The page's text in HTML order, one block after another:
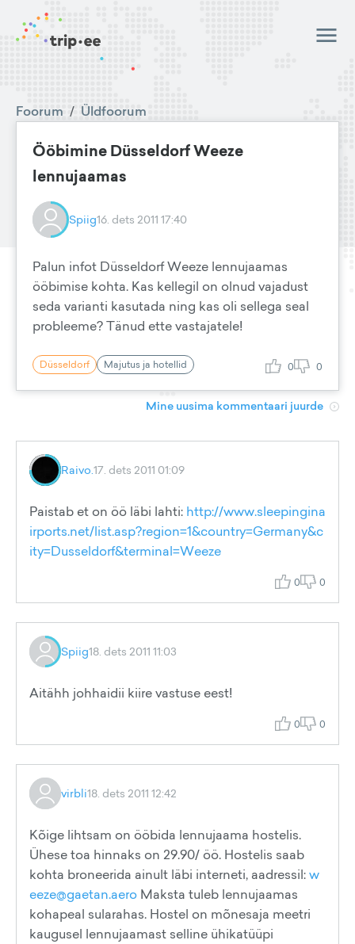
Foorum / Üldfoorum
Ööbimine Düsseldorf Weeze
lennujaamas
Spiig16. dets 2011 17:40
Palun infot Düsseldorf Weeze lennujaamas
ööbimise kohta. Kas kellegil on olnud vajadust
seda varianti kasutada ning kas oli sellega seal
probleeme? Tänud ette vastajatele!
Düsseldorf Majutus ja hotellid 0 0
Mine uusima kommentaari juurde
Raivo.17. dets 2011 01:09
Paistab et on öö läbi lahti: http://www.sleepingina
irports.net/list.asp?region=1&country=Germany&c
ity=Dusseldorf&terminal=Weeze
0 0
Spiig18. dets 2011 11:03
Aitähh johhaidii kiire vastuse eest!
0 0
virbli18. dets 2011 12:42
Kõige lihtsam on ööbida lennujaama hostelis.
Ühese toa hinnaks on 29.90/ öö. Hostelis saab
kohta broneerida ainult läbi interneti, aadressil:w
eeze@gaetan.aero Maksta tuleb lennujaamas
kohapeal sularahas. Hostel on mõnesaja meetri
kaugusel lennujaamast selline ühikatüüpi